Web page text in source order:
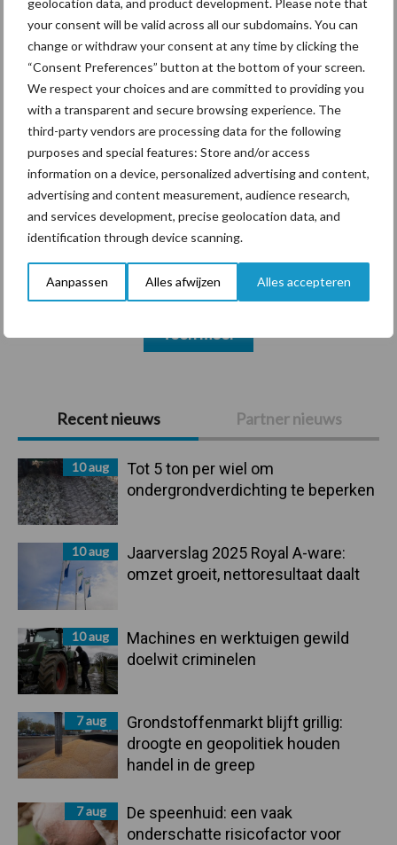
geolocation data, and product development. Please note that
your consent will be valid across all our subdomains. You can
change or withdraw your consent at any time by clicking the
“Consent Preferences” button at the bottom of your screen.
We respect your choices and are committed to providing you
with a transparent and secure browsing experience. The
third-party vendors are processing data for the following
purposes and special features: Store and/or access
information on a device, personalized advertising and content,
advertising and content measurement, audience research,
and services development, precise geolocation data, and
identification through device scanning.
Aanpassen Alles afwijzen Alles accepteren
Primaire
Sidebar
Recent nieuws Partner nieuws
10 aug
Tot 5 ton per wiel om
ondergrondverdichting te beperken
10 aug
Jaarverslag 2025 Royal A-ware:
omzet groeit, nettoresultaat daalt
10 aug
Machines en werktuigen gewild
doelwit criminelen
7 aug
Grondstoffenmarkt blijft grillig:
droogte en geopolitiek houden
handel in de greep
7 aug
De speenhuid: een vaak
onderschatte risicofactor voor
Themapagina's
Diergezondheid Bemesting Fokkerij
Bedrijfsnieuws
Ligbox &
Voerhekken
Toon meer